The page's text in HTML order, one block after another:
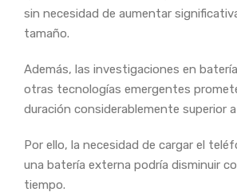
sin necesidad de aumentar
tamaño.
Además, las investigaciones en
otras tecnologías emergentes
duración considerablemente superior
Por ello, la necesidad de cargar el
una batería externa podría disminuir
tiempo.